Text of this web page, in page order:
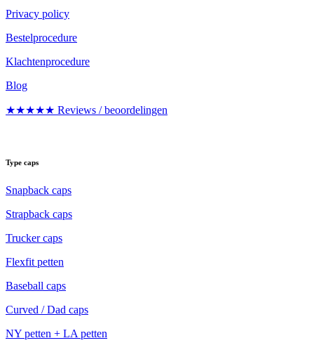
Privacy policy
Bestelprocedure
Klachtenprocedure
Blog
★★★★★ Reviews / beoordelingen
Type caps
Snapback caps
Strapback caps
Trucker caps
Flexfit petten
Baseball caps
Curved / Dad caps
NY petten + LA petten